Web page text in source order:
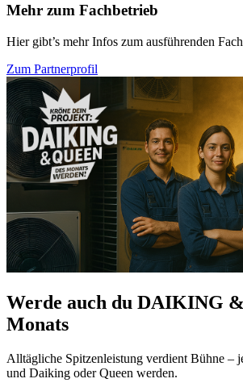
Mehr zum Fachbetrieb
Hier gibt’s mehr Infos zum ausführenden
Zum Partnerprofil
Werde auch du DAIKING
Monats
Alltägliche Spitzenleistung verdient Bühne –
und Daiking oder Queen werden.